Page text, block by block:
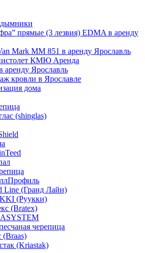
прямые (3 лезвия) EDMA в аренду
Mark MM 851 в аренду Ярославль
КМЮ Аренда
аренду Ярославль
кровли в Ярославле
дома
(shinglas)
Line (Гранд Лайн)
(Руукки)
(Bratex)
черепица
(Braas)
(Kriastak)